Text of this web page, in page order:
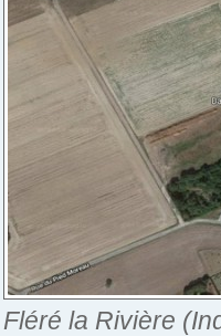
Fléré la Rivière